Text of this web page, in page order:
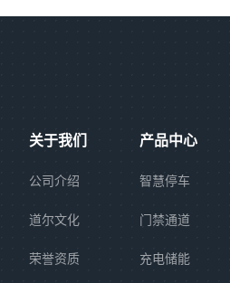
关于我们
公司介绍
道尔文化
荣誉资质
产品中心
智慧停车
门禁通道
充电储能